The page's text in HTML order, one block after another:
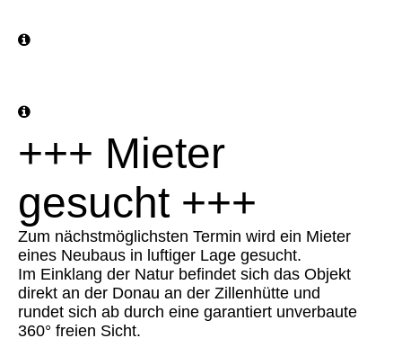
+++ Mieter
gesucht +++
Zum nächstmöglichsten Termin wird ein Mieter
eines Neubaus in luftiger Lage gesucht.
Im Einklang der Natur befindet sich das Objekt
direkt an der Donau an der Zillenhütte und
rundet sich ab durch eine garantiert unverbaute
360° freien Sicht.